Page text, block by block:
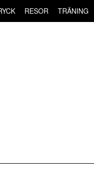
RESOR TRÄNING